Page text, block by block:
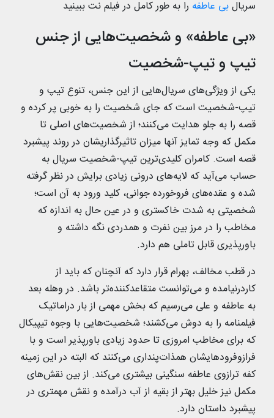
سریالبی عاطفه را به طور کامل در فیلم نت ببینید
«بی عاطفه» و شخصیت‌هایی از جنس
تیپ و تیپ-شخصیت
یکی از ویژگی‌های سریال‌هایی از این جنس، تنوع تیپ و
تیپ-شخصیت است که جای شخصیت را به خوبی پر کرده و
قصه را به جلو هدایت می‌کنند؛ از شخصیت‌های اصلی تا
مکمل که وجه تمایز آنها میزان تاثیرگذاریشان در روند پیشبرد
قصه است. کامران کلیدی‌ترین تیپ-شخصیت سریال به
حساب می‌آید که لایه‌های درونی زیادی برایش در نظر گرفته
شده و عقده‌های فروخورده جوانی، کلید ورود به آن است؛
شخصیتی به شدت خاکستری و در عین حال به اندازه که
مخاطب را در مرز بین نفرت و همدردی نگه داشته و
باورپذیری قابل تاملی هم دارد.
در قطب مخالف، بهرام قرار دارد که آنچنان که باید از
کاردرنیامده و می‌توانست متقاعدکننده‌تر باشد. در وهله بعد
به عاطفه و علی می‌رسیم که بخش مهمی از بار دراماتیک
فیلمنامه را به دوش می‌کشند؛ شخصیت‌هایی با وجوه تیپیکال
که برای مخاطب امروزی تا حدود زیادی باورپذیر است و با
فرازوفرودهایشان همذات‌پنداری می‌کنند که البته در این زمینه
کفه ترازوی عاطفه سنگینی بیشتری می‌کند. از بین نقش‌های
مکمل نیز خلیل بهتر از بقیه از آب درآمده و نقش مهمتری در
پیشبرد داستان دارد.